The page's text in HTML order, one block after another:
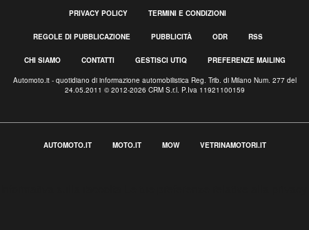
PRIVACY POLICY TERMINI E CONDIZIONI
REGOLE DI PUBBLICAZIONE PUBBLICITÀ ODR RSS
CHI SIAMO CONTATTI GESTISCI UTIQ PREFERENZE MAILING
Automoto.it - quotidiano di informazione automobilistica Reg. Trib. di Milano Num. 277 del
24.05.2011 © 2012-2026 CRM S.r.l. P.Iva 11921100159
AUTOMOTO.IT MOTO.IT MOW VETRINAMOTORI.IT